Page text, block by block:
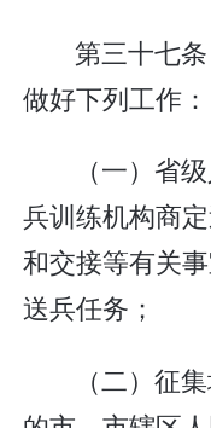
第三十七
做好下列工作：
（一）省
兵训练机构商
和交接等有关
送兵任务；
（二）征